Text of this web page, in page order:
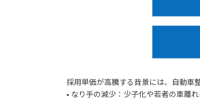
採用単価が高騰する背景には、自動車
• なり手の減少：少子化や若者の車離